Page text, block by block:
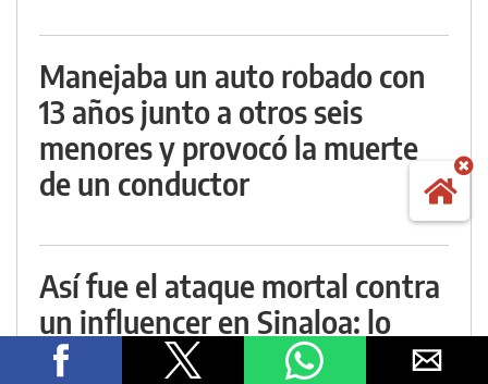
Manejaba un auto robado con
13 años junto a otros seis
menores y provocó la muerte
de un conductor
Así fue el ataque mortal contra
un influencer en Sinaloa: lo
mataron en medio de una